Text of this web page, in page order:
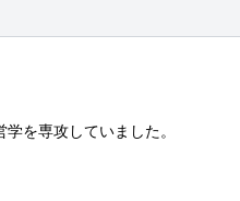
を専攻していました。